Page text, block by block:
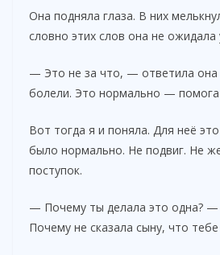
Она подняла глаза. В них
словно этих слов она не ожидала
— Это не за что, — ответила
болели. Это нормально —
Вот тогда я и поняла. Для неё
было нормально. Не подвиг. Не
поступок.
— Почему ты делала это одна?
Почему не сказала сыну, что